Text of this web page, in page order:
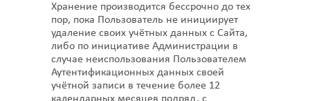
Хранение производится бессрочно до тех
пор, пока Пользователь не инициирует
удаление своих учётных данных с Сайта,
либо по инициативе Администрации в
случае неиспользования Пользователем
Аутентификационных данных своей
учётной записи в течение более 12